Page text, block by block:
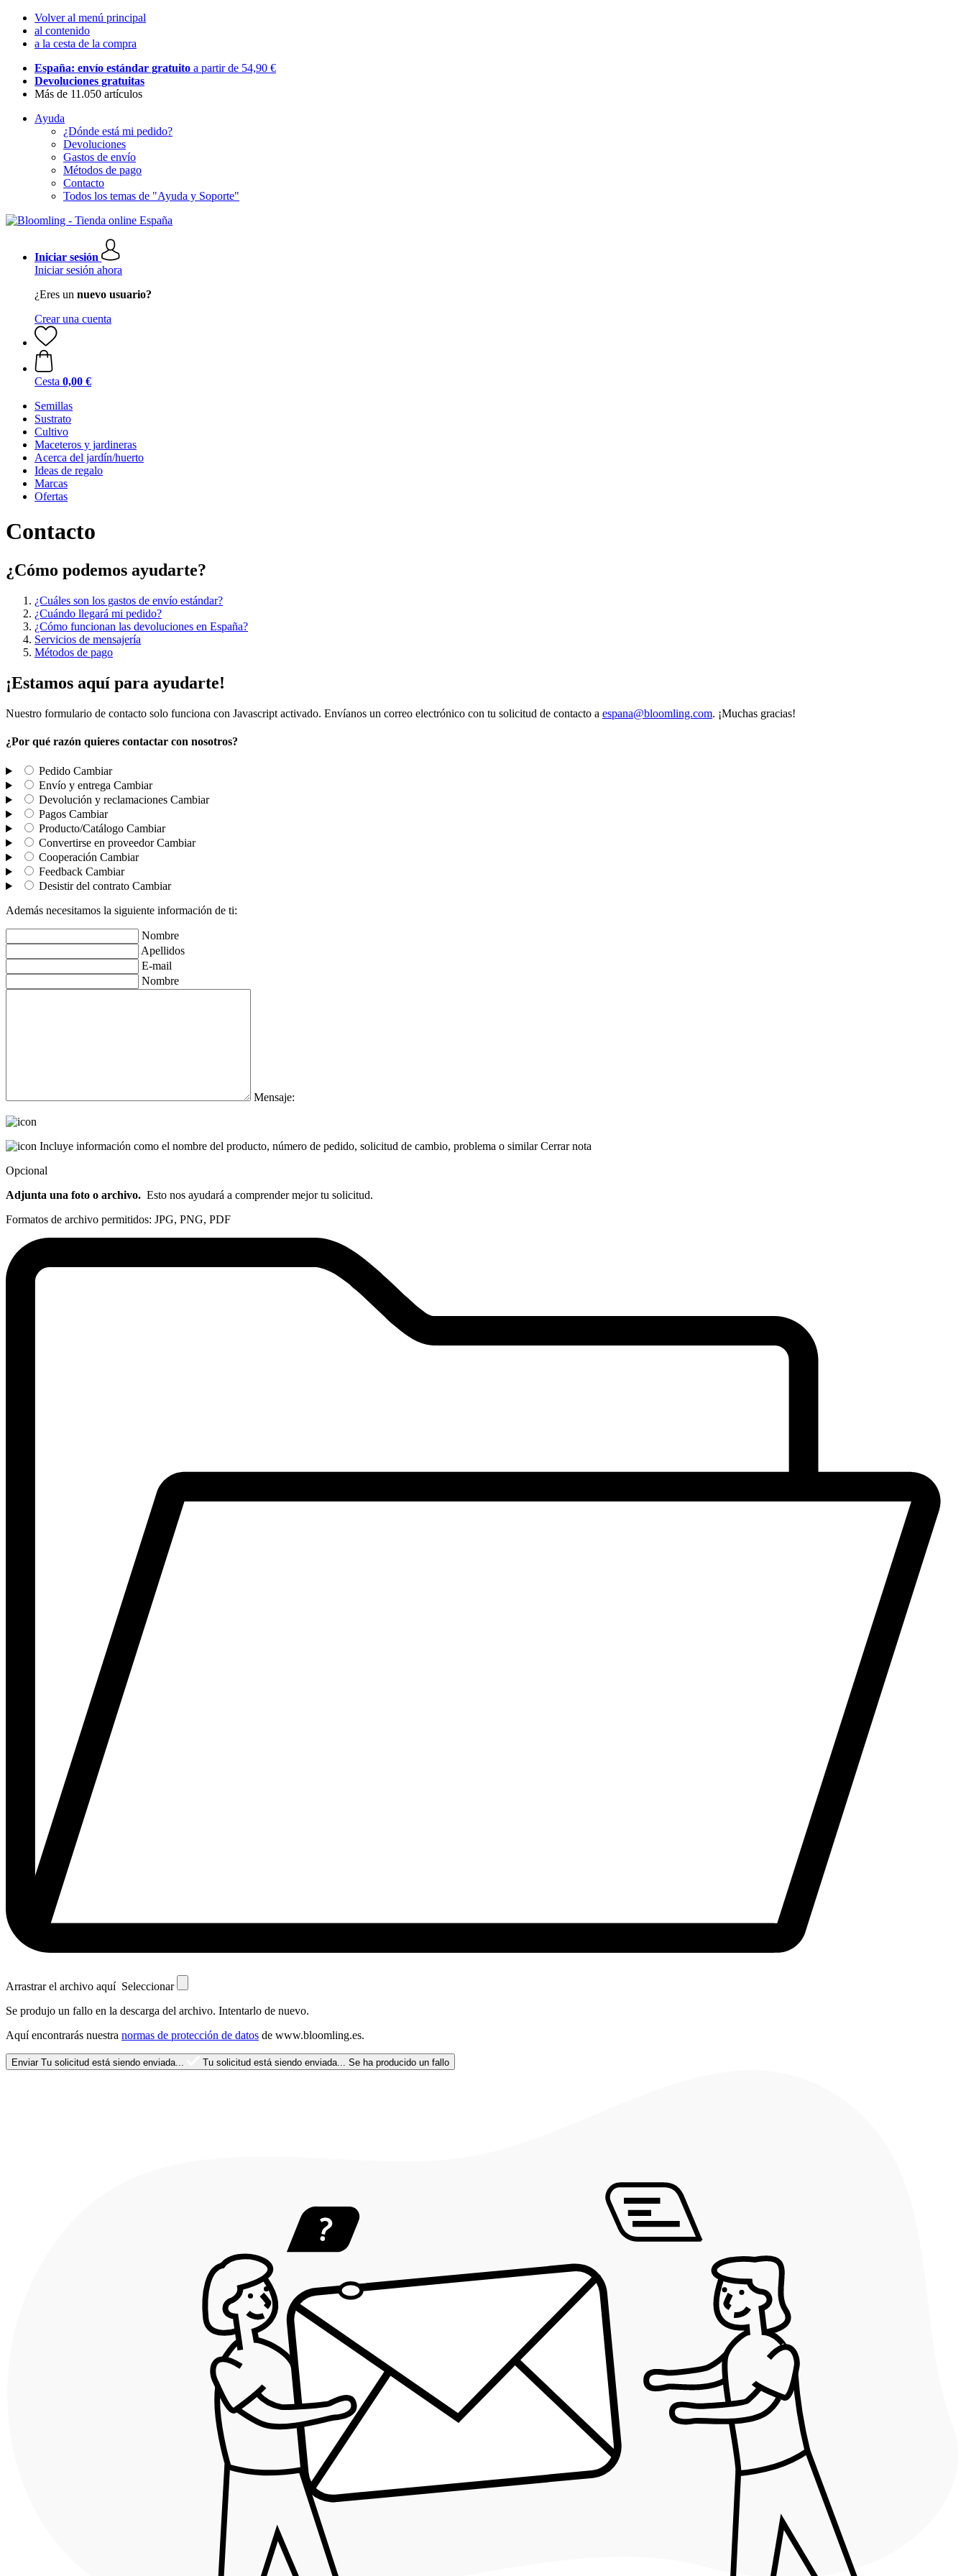
Volver al menú principal
al contenido
a la cesta de la compra
España: envío estándar gratuito a partir de 54,90 €
Devoluciones gratuitas
Más de 11.050 artículos
Ayuda
¿Dónde está mi pedido?
Devoluciones
Gastos de envío
Métodos de pago
Contacto
Todos los temas de "Ayuda y Soporte"
Iniciar sesión
Iniciar sesión ahora
¿Eres un nuevo usuario?
Crear una cuenta
Cesta 0,00 €
Semillas
Sustrato
Cultivo
Maceteros y jardineras
Acerca del jardín/huerto
Ideas de regalo
Marcas
Ofertas
Contacto
¿Cómo podemos ayudarte?
¿Cuáles son los gastos de envío estándar?
¿Cuándo llegará mi pedido?
¿Cómo funcionan las devoluciones en España?
Servicios de mensajería
Métodos de pago
¡Estamos aquí para ayudarte!
Nuestro formulario de contacto solo funciona con Javascript activado. Envíanos un correo electrónico con tu solicitud de contacto a espana@bloomling.com. ¡Muchas gracias!
¿Por qué razón quieres contactar con nosotros?
Pedido Cambiar
Envío y entrega Cambiar
Devolución y reclamaciones Cambiar
Pagos Cambiar
Producto/Catálogo Cambiar
Convertirse en proveedor Cambiar
Cooperación Cambiar
Feedback Cambiar
Desistir del contrato Cambiar
Además necesitamos la siguiente información de ti:
Nombre
Apellidos
E-mail
Nombre
Mensaje:
Incluye información como el nombre del producto, número de pedido, solicitud de cambio, problema o similar Cerrar nota
Opcional
Adjunta una foto o archivo. Esto nos ayudará a comprender mejor tu solicitud.
Formatos de archivo permitidos: JPG, PNG, PDF
Arrastrar el archivo aquí Seleccionar
Se produjo un fallo en la descarga del archivo. Intentarlo de nuevo.
Aquí encontrarás nuestra normas de protección de datos de www.bloomling.es.
Enviar Tu solicitud está siendo enviada... Tu solicitud está siendo enviada... Se ha producido un fallo